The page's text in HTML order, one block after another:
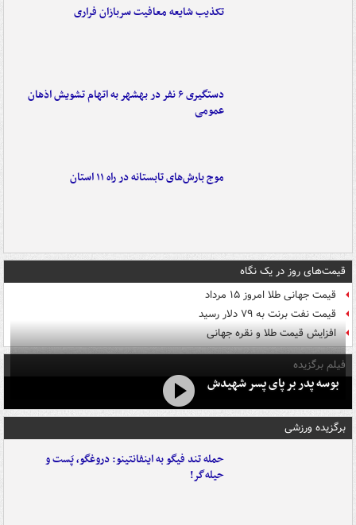
تکذیب شایعه معافیت سربازان فراری
دستگیری ۶ نفر در بهشهر به اتهام تشویش اذهان
عمومی
موج بارش‌های تابستانه در راه ۱۱ استان
قیمت‌های روز در یک نگاه
قیمت جهانی طلا امروز ۱۵ مرداد
قیمت نفت برنت به ۷۹ دلار رسید
افزایش قیمت طلا و نقره جهانی
فیلم برگزیده
بوسه‌ پدر بر پای پسر شهیدش
برگزیده ورزشی
حمله تند فیگو به اینفانتینو: دروغگو، پَست‌ و
حیله‌گر!